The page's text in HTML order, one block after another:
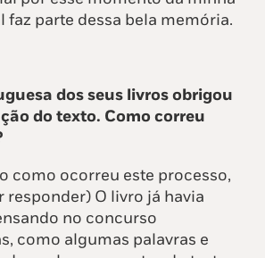
faz parte dessa bela memória.
dos seus livros obrigou
do texto. Como correu
como ocorreu este processo,
responder) O livro já havia
no concurso
como algumas palavras e